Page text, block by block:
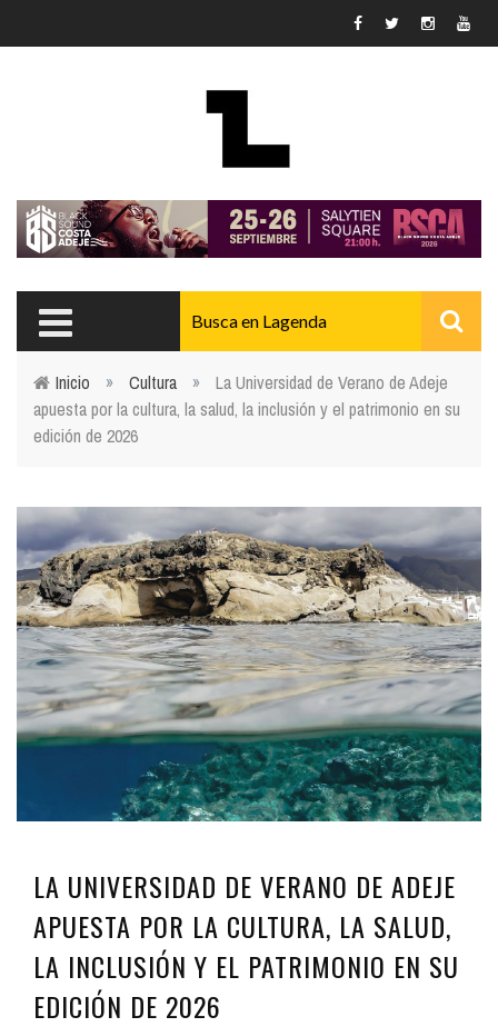
Usted está aquí
Inicio » Cultura »
La Universidad de Verano de Adeje
apuesta por la cultura, la salud, la inclusión y el patrimonio en su
edición de 2026
LA UNIVERSIDAD DE VERANO DE ADEJE
APUESTA POR LA CULTURA, LA SALUD,
LA INCLUSIÓN Y EL PATRIMONIO EN SU
EDICIÓN DE 2026